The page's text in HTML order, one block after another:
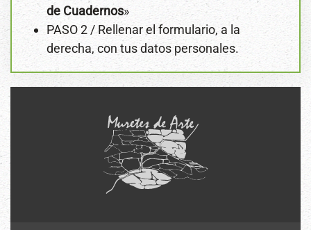
de Cuadernos»
PASO 2 / Rellenar el formulario, a la
derecha, con tus datos personales.